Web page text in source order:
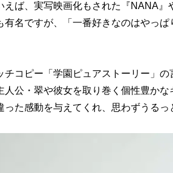
ば、実写映画化もされた『NANA』
有名ですが、「一番好きなのはやっぱ
コピー「学園ピュアストーリー」の
人公・翠や彼女を取り巻く個性豊か
た感動を与えてくれ、思わずうるっ